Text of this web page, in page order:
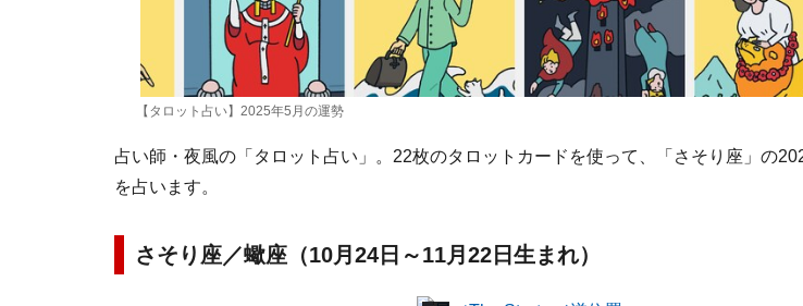
【タロット占い】2025年5月の運勢
占い師・夜風の「タロット占い」。22枚のタロットカードを使って、「さそり座」の
を占います。
さそり座／蠍座（10月24日～11月22日生まれ）